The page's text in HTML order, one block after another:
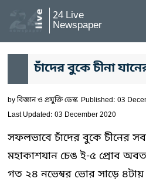
24 Live
Newspaper
চাঁদের বুকে চীনা
byবিজ্ঞান ও প্রযুক্তি ডেস্ক Published: 03
Last Updated: 03 December 2020
সফলভাবে চাঁদের বুকে চীনের
মহাকাশযান চেঙ ই-৫ প্রোব
গত ২৪ নভেম্বর ভোর সাড়ে